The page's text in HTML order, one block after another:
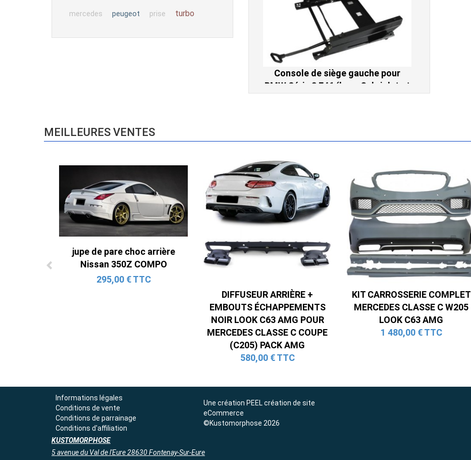
mercedes peugeot prise turbo
Ligne Cat-Back Active 4 Sorties
avec Tube en H pour Ford Mustang
GT & V6 (2015-2023)
2 690,00 € TTC
Console de siège gauche pour
BMW Série 3 E46 (hors Cabriolet et
MEILLEURES VENTES
jupe de pare choc arrière
Nissan 350Z COMPO
295,00 € TTC
DIFFUSEUR ARRIÈRE +
EMBOUTS ÉCHAPPEMENTS
NOIR LOOK C63 AMG POUR
MERCEDES CLASSE C COUPE
(C205) PACK AMG
580,00 € TTC
KIT CARROSSERIE COMPLET
MERCEDES CLASSE C W205
LOOK C63 AMG
1 480,00 € TTC
Informations légales
Conditions de vente
Conditions de parrainage
Conditions d'affiliation
Une création PEEL création de site
eCommerce
©Kustomorphose 2026
KUSTOMORPHOSE
5 avenue du Val de l'Eure 28630 Fontenay-Sur-Eure